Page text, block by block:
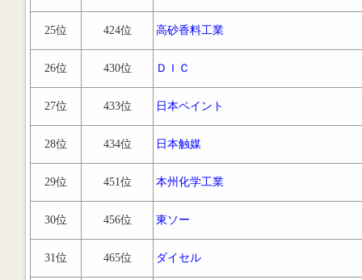
25位 424位 高砂香料工業
26位 430位 ＤＩＣ
27位 433位 日本ペイント
28位 434位 日本触媒
29位 451位 本州化学工業
30位 456位 東ソー
31位 465位 ダイセル